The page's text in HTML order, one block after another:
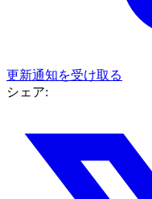
更新通知を受け取る
シェア: